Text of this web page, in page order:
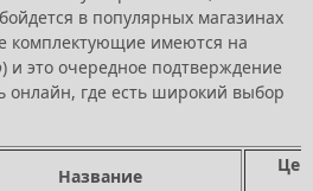
в популярных магазинах
комплектующие имеются на
) и это очередное подтверждение
онлайн, где есть широкий выбор
Название